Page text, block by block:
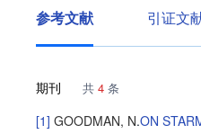
参考文献 引证文
期刊 共 4 条
[1] GOODMAN, N.ON